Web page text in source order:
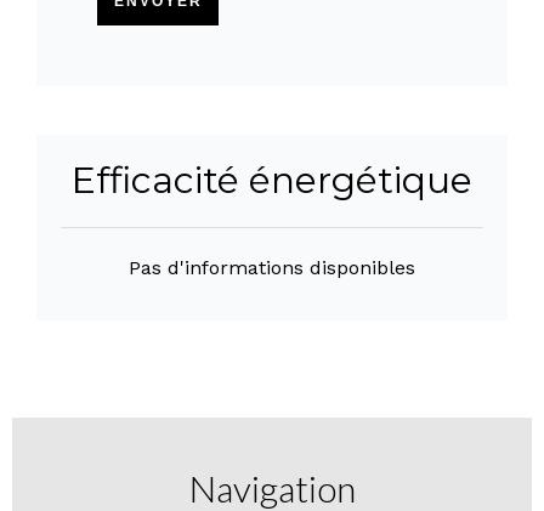
Efficacité énergétique
Pas d'informations disponibles
Navigation